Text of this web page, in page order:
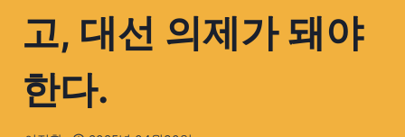
고, 대선 의제가 돼야
한다.